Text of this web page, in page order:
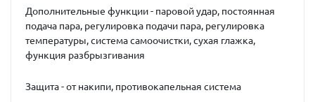
Дополнительные функции - паровой удар, постоянная
подача пара, регулировка подачи пара, регулировка
температуры, система самоочистки, сухая глажка,
функция разбрызгивания
Защита - от накипи, противокапельная система